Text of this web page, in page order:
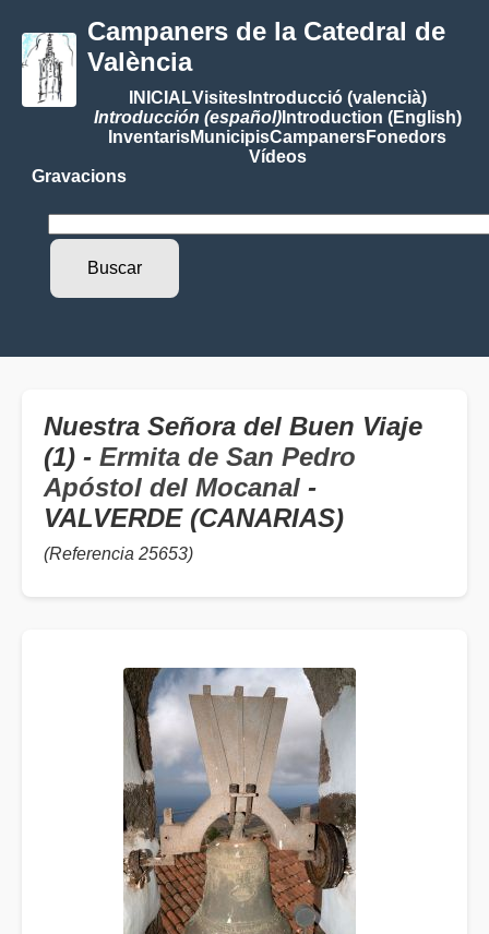
Campaners de la Catedral de
València
INICIALVisitesIntroducció (valencià)
Introducción (español)Introduction (English)
InventarisMunicipisCampanersFonedors
Vídeos
Gravacions
Nuestra Señora del Buen Viaje
(1) - Ermita de San Pedro
Apóstol del Mocanal -
VALVERDE (CANARIAS)
(Referencia 25653)